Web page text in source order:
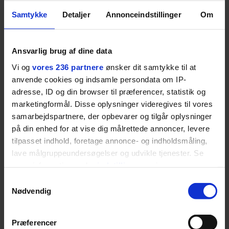
Samtykke Detaljer Annonceindstillinger Om
Ansvarlig brug af dine data
Vi og vores 236 partnere ønsker dit samtykke til at
anvende cookies og indsamle persondata om IP-
adresse, ID og din browser til præferencer, statistik og
marketingformål. Disse oplysninger videregives til vores
samarbejdspartnere, der opbevarer og tilgår oplysninger
på din enhed for at vise dig målrettede annoncer, levere
tilpasset indhold, foretage annonce- og indholdsmåling,
lave målgruppeundersøgelser og udvikle tjenester. Se
tilbage eller ændre indstillinger fra vores
"Cookiedeklaration", eller ved at trykke på "Privacy
Nødvendig
Præferencer
LIVSSTIL
Dua Lipa har
opdatereret sin guide til
København. Og den er –
ikke overraskende –
ganske forudsigelig
NYHEDSBREV
Skriv dig op til
Euromans nyhedsbrev
her
livsstil.